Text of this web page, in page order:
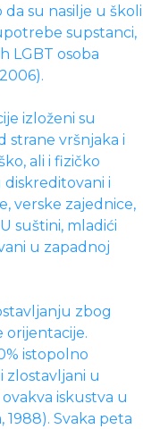
su nasilje u školi
supstanci,
LGBT osoba
izloženi su
strane vršnjaka i
ali i fizičko
diskreditovani i
verske zajednice,
suštini, mladići
u zapadnoj
zbog
orijentacije.
istopolno
zlostavljani u
iskustva u
1988). Svaka peta